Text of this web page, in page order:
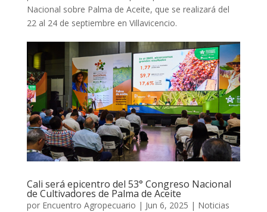
Nacional sobre Palma de Aceite, que se realizará del
22 al 24 de septiembre en Villavicencio.
Cali será epicentro del 53° Congreso Nacional
de Cultivadores de Palma de Aceite
por Encuentro Agropecuario | Jun 6, 2025 | Noticias